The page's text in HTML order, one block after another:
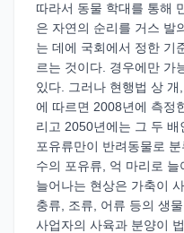
따라서 동물 학대를 통해
은 자연의 순리를 거스 발
는 데에 국회에서 정한 기
르는 것이다. 경우에만 가
있다. 그러나 현행법 상
에 따르면 2008년에 측정
리고 2050년에는 그 두
포유류만이 반려동물로
수의 포유류, 억 마리로
늘어나는 현상은 가축이
충류, 조류, 어류 등의 생
사업자의 사육과 분양이